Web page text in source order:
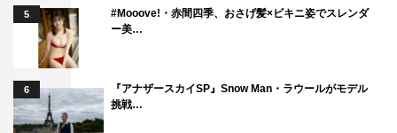
5
#Mooove!・赤間四季、おさげ髪×ビキニ姿でスレンダ
ー美…
6
『アナザースカイSP』Snow Man・ラウールがモデル
挑戦…